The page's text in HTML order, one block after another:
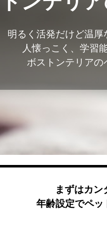
明るく活発だけど温厚
人懐っこく、学習
ボストンテリア
まずはカン
年齢設定でペッ